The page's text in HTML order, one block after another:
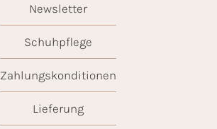
Newsletter
Schuhpflege
Zahlungskonditionen
Lieferung